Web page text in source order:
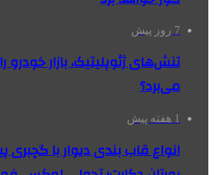
7 روز پیش
تنش‌های ژئوپلیتیک، بازار
می‌برد؟
1 هفته پیش
انواع قاب بندی دیوار با